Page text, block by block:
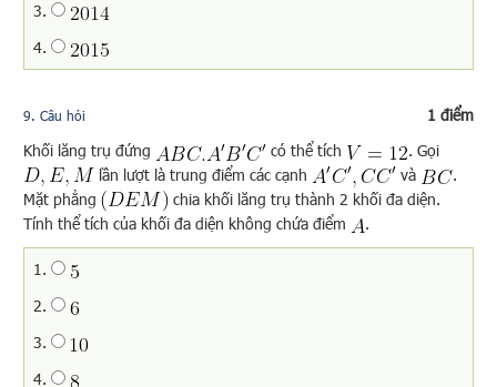
3.
4.
9. Câu hỏi
1 điểm
Khối lăng trụ đứng
có thể tích
. Gọi
lần lượt là trung điểm các cạnh
và
.
Mặt phẳng
chia khối lăng trụ thành 2 khối đa diện.
Tính thể tích của khối đa diện không chứa điểm
.
1.
2.
3.
4.